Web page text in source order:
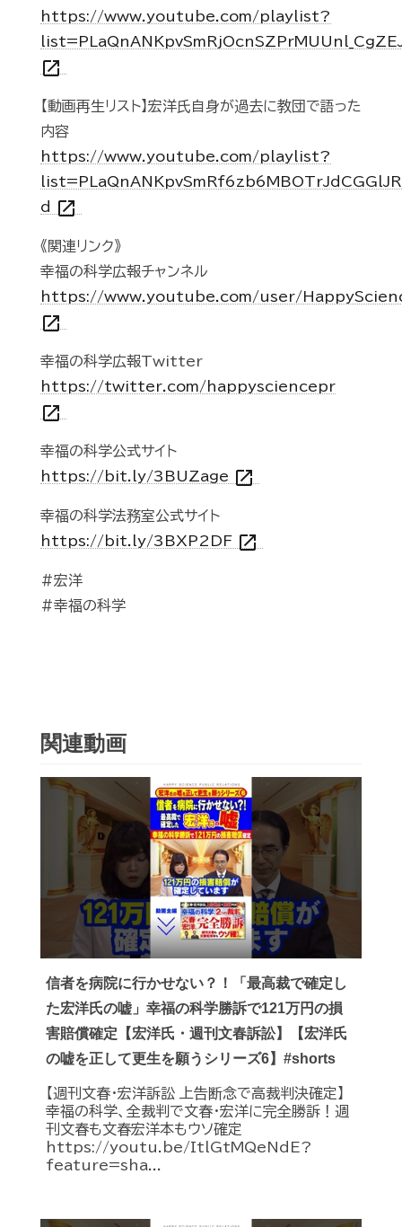
https://www.youtube.com/playlist?
open_in_new
【動画再生リスト】宏洋氏自身が過去に教団で語った
内容
https://www.youtube.com/playlist?
d open_in_new
《関連リンク》
幸福の科学広報チャンネル
https://www.youtube.com/user/
open_in_new
幸福の科学広報Twitter
https://twitter.com/happysciencepr
open_in_new
幸福の科学公式サイト
https://bit.ly/3BUZage open_in_new
幸福の科学法務室公式サイト
https://bit.ly/3BXP2DF open_in_new
#宏洋
#幸福の科学
関連動画
信者を病院に行かせない？！「最高裁で確定し
た宏洋氏の嘘」幸福の科学勝訴で121万円の損
害賠償確定【宏洋氏・週刊文春訴訟】【宏洋氏
の嘘を正して更生を願うシリーズ6】#shorts
【週刊文春・宏洋訴訟 上告断念で高裁判決確定】
幸福の科学、全裁判で文春・宏洋に完全勝訴！週
刊文春も文春宏洋本もウソ確定
https://youtu.be/ItlGtMQeNdE?
feature=sha...